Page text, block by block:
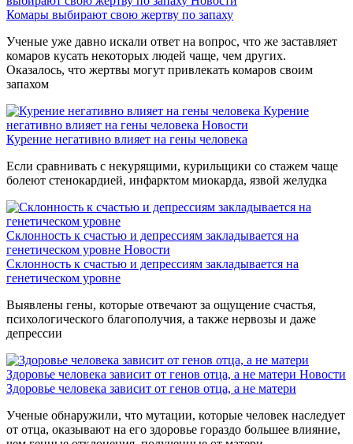
Комары выбирают свою жертву по запаху
Ученые уже давно искали ответ на вопрос, что же заставляет
комаров кусать некоторых людей чаще, чем других.
Оказалось, что жертвы могут привлекать комаров своим
запахом
Курение
негативно влияет на гены человека Новости
Курение негативно влияет на гены человека
Если сравнивать с некурящими, курильщики со стажем чаще
болеют стенокардией, инфарктом миокарда, язвой желудка
Склонность к счастью и депрессиям закладывается на
генетическом уровне Новости
Склонность к счастью и депрессиям закладывается на
генетическом уровне
Выявлены гены, которые отвечают за ощущение счастья,
психологического благополучия, а также нервозы и даже
депрессии
Здоровье человека зависит от генов отца, а не матери Новости
Здоровье человека зависит от генов отца, а не матери
Ученые обнаружили, что мутации, которые человек наследует
от отца, оказывают на его здоровье гораздо большее влияние,